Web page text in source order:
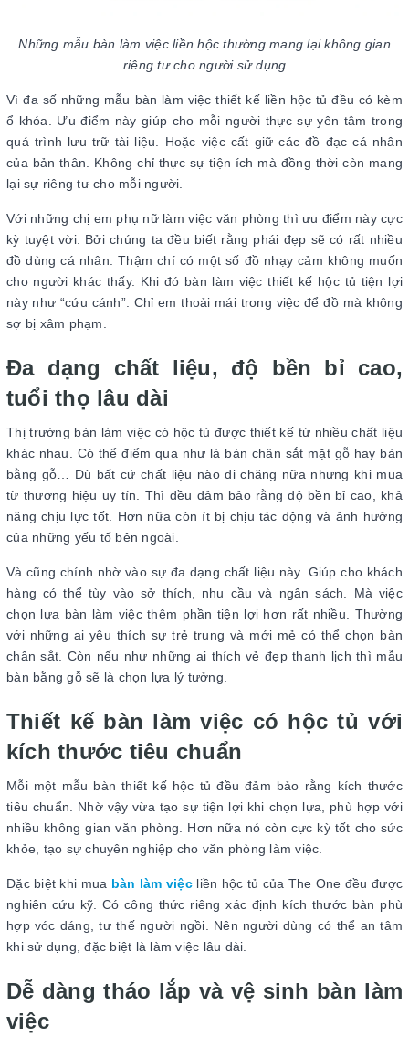
Những mẫu bàn làm việc liền hộc thường mang lại không gian
riêng tư cho người sử dụng
Vì đa số những mẫu bàn làm việc thiết kế liền hộc tủ đều có kèm
ổ khóa. Ưu điểm này giúp cho mỗi người thực sự yên tâm trong
quá trình lưu trữ tài liệu. Hoặc việc cất giữ các đồ đạc cá nhân
của bản thân. Không chỉ thực sự tiện ích mà đồng thời còn mang
lại sự riêng tư cho mỗi người.
Với những chị em phụ nữ làm việc văn phòng thì ưu điểm này cực
kỳ tuyệt vời. Bởi chúng ta đều biết rằng phái đẹp sẽ có rất nhiều
đồ dùng cá nhân. Thậm chí có một số đồ nhạy cảm không muốn
cho người khác thấy. Khi đó bàn làm việc thiết kế hộc tủ tiện lợi
này như “cứu cánh”. Chỉ em thoải mái trong việc để đồ mà không
sợ bị xâm phạm.
Đa dạng chất liệu, độ bền bỉ cao,
tuổi thọ lâu dài
Thị trường bàn làm việc có hộc tủ được thiết kế từ nhiều chất liệu
khác nhau. Có thể điểm qua như là bàn chân sắt mặt gỗ hay bàn
bằng gỗ… Dù bất cứ chất liệu nào đi chăng nữa nhưng khi mua
từ thương hiệu uy tín. Thì đều đảm bảo rằng độ bền bỉ cao, khả
năng chịu lực tốt. Hơn nữa còn ít bị chịu tác động và ảnh hưởng
của những yếu tố bên ngoài.
Và cũng chính nhờ vào sự đa dạng chất liệu này. Giúp cho khách
hàng có thể tùy vào sở thích, nhu cầu và ngân sách. Mà việc
chọn lựa bàn làm việc thêm phần tiện lợi hơn rất nhiều. Thường
với những ai yêu thích sự trẻ trung và mới mẻ có thể chọn bàn
chân sắt. Còn nếu như những ai thích vẻ đẹp thanh lịch thì mẫu
bàn bằng gỗ sẽ là chọn lựa lý tưởng.
Thiết kế bàn làm việc có hộc tủ với
kích thước tiêu chuẩn
Mỗi một mẫu bàn thiết kế hộc tủ đều đảm bảo rằng kích thước
tiêu chuẩn. Nhờ vậy vừa tạo sự tiện lợi khi chọn lựa, phù hợp với
nhiều không gian văn phòng. Hơn nữa nó còn cực kỳ tốt cho sức
khỏe, tạo sự chuyên nghiệp cho văn phòng làm việc.
Đặc biệt khi mua bàn làm việcliền hộc tủ của The One đều được
nghiên cứu kỹ. Có công thức riêng xác định kích thước bàn phù
hợp vóc dáng, tư thế người ngồi. Nên người dùng có thể an tâm
khi sử dụng, đặc biệt là làm việc lâu dài.
Dễ dàng tháo lắp và vệ sinh bàn làm
việc